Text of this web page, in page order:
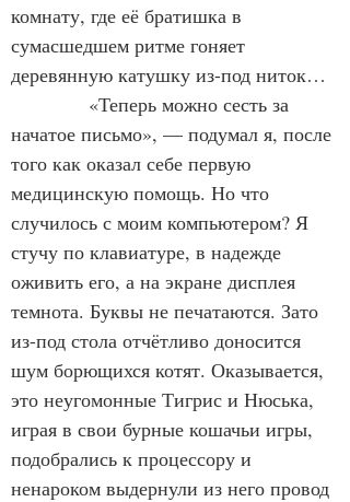
комнату, где её братишка в
сумасшедшем ритме гоняет
деревянную катушку из-под ниток…
«Теперь можно сесть за
начатое письмо», — подумал я, после
того как оказал себе первую
медицинскую помощь. Но что
случилось с моим компьютером? Я
стучу по клавиатуре, в надежде
оживить его, а на экране дисплея
темнота. Буквы не печатаются. Зато
из-под стола отчётливо доносится
шум борющихся котят. Оказывается,
это неугомонные Тигрис и Нюська,
играя в свои бурные кошачьи игры,
подобрались к процессору и
ненароком выдернули из него провод